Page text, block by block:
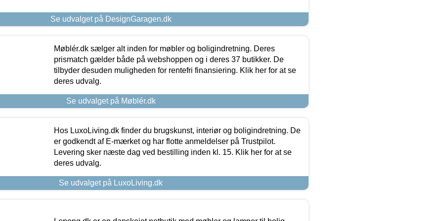
Se udvalget på DesignGaragen.dk
Møblér.dk sælger alt inden for møbler og boligindretning. Deres
prismatch gælder både på webshoppen og i deres 37 butikker. De
tilbyder desuden muligheden for rentefri finansiering. Klik her for at se
deres udvalg.
Se udvalget på Møblér.dk
Hos LuxoLiving.dk finder du brugskunst, interiør og boligindretning. De
er godkendt af E-mærket og har flotte anmeldelser på Trustpilot.
Levering sker næste dag ved bestilling inden kl. 15. Klik her for at se
deres udvalg.
Se udvalget på LuxoLiving.dk